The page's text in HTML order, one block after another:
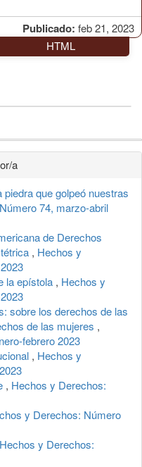
Publicado: feb 21, 2023
HTML
a
que golpeó nuestras
74, marzo-abril
de Derechos
, Hechos y
la epístola , Hechos y
sobre los derechos de las
de las mujeres ,
febrero 2023
, Hechos y
, Hechos y Derechos:
y Derechos: Número
Hechos y Derechos: